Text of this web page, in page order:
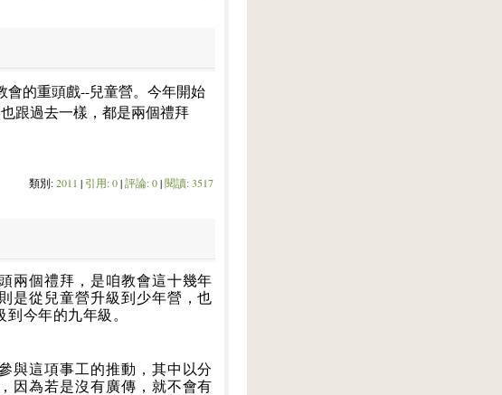
會的重頭戲--兒童營。今年開始
跟過去一樣，都是兩個禮拜
類別:2011 | 引用: 0|評論: 0|閱讀: 3517
兩個禮拜，是咱教會這十幾年
是從兒童營升級到少年營，也
今年的九年級。
與這項事工的推動，其中以分
因為若是沒有廣傳，就不會有